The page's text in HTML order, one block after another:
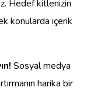
Hedef kitlenizin
konularda içerik
Sosyal medya
harika bir